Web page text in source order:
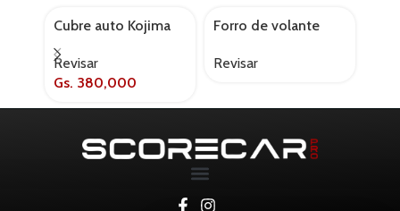
Cubre auto Kojima
protect
Revisar
Gs. 380,000
AGOTADO
Forro de volante
negro/rojo
Revisar